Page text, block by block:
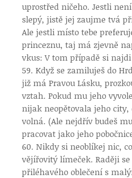
uprostřed ničeho. Jestli
slepý, jistě jej zaujme tvá
Ale jestli místo tebe
princeznu, taj má zjevně
vkus: V tom případě si
Když se zamiluješ do
již má Pravou Lásku,
vztah. Pokud mu jeho
nijak neopětovala jeho city,
volná. (Ale nejdřív budeš
pracovat jako jeho
Nikdy si neoblíkej nic,
vějířovitý límeček. Raději
přiléhavého oblečení s